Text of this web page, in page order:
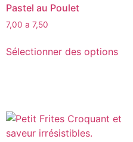
Pastel au Poulet
7,00 a 7,50
Sélectionner des options